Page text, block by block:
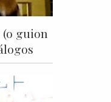
guion